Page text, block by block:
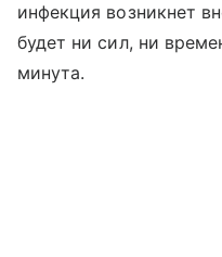
инфекция возникнет
будет ни сил, ни
минута.